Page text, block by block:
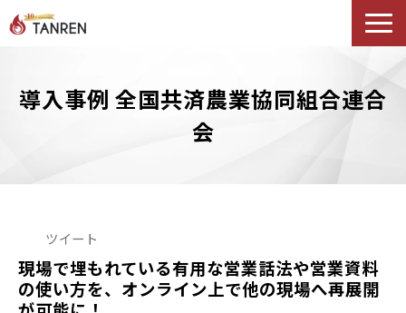
AIイネーブルメント
選ばれる理由
ブログ
Podcast
導入事例 全国共済農業協同組合連合
会
ツイート
現場で埋もれている有用な営業話法や営業資料
の使い方を、オンライン上で他の現場へ再展開